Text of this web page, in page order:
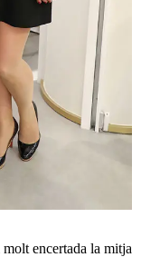
encertada la mitja